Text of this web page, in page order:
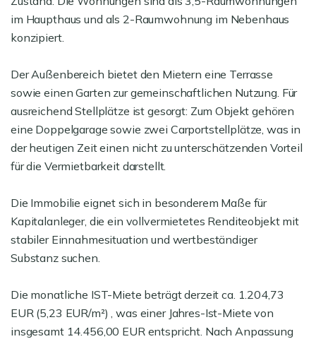
im Haupthaus und als 2-Raumwohnung im Nebenhaus
konzipiert.
Der Außenbereich bietet den Mietern eine Terrasse
sowie einen Garten zur gemeinschaftlichen Nutzung. Für
ausreichend Stellplätze ist gesorgt: Zum Objekt gehören
eine Doppelgarage sowie zwei Carportstellplätze, was in
der heutigen Zeit einen nicht zu unterschätzenden Vorteil
für die Vermietbarkeit darstellt.
Die Immobilie eignet sich in besonderem Maße für
Kapitalanleger, die ein vollvermietetes Renditeobjekt mit
stabiler Einnahmesituation und wertbeständiger
Substanz suchen.
Die monatliche IST-Miete beträgt derzeit ca. 1.204,73
EUR (5,23 EUR/m²) , was einer Jahres-Ist-Miete von
insgesamt 14.456,00 EUR entspricht. Nach Anpassung